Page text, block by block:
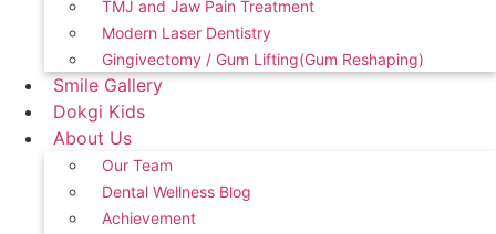
TMJ and Jaw Pain Treatment
Modern Laser Dentistry
Gingivectomy / Gum Lifting(Gum Reshaping)
Smile Gallery
Dokgi Kids
About Us
Our Team
Dental Wellness Blog
Achievement